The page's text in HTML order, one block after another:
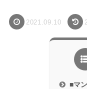
2021.09.10
■マ